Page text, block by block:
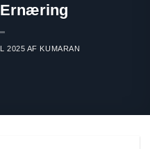
2025 AF KUMARAN